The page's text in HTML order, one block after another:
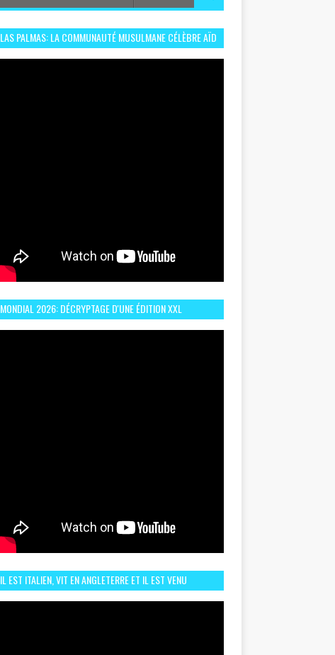
LAS PALMAS: LA COMMUNAUTÉ MUSULMANE CÉLÈBRE AÏD
MONDIAL 2026: DÉCRYPTAGE D'UNE ÉDITION XXL
IL EST ITALIEN, VIT EN ANGLETERRE ET IL EST VENU